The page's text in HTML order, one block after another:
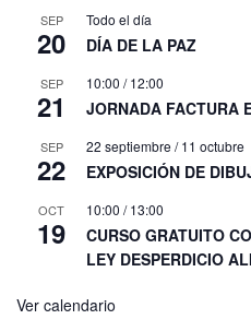
SEP
20
Todo el día
DÍA DE LA PAZ
SEP
21
10:00 /12:00
JORNADA FACTURA
SEP
22
22 septiembre /11 octubre
EXPOSICIÓN DE
OCT
19
10:00 /13:00
CURSO GRATUITO
LEY DESPERDICIO
Ver calendario